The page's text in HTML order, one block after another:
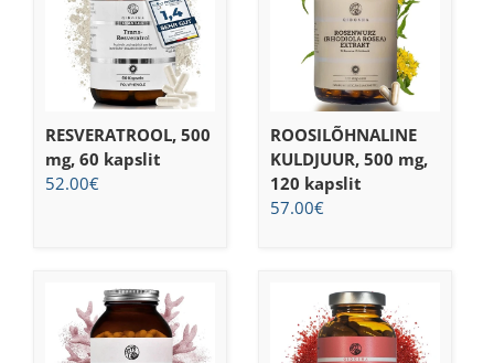
RESVERATROOL, 500
mg, 60 kapslit
52.00€
ROOSILÕHNALINE
KULDJUUR, 500 mg,
120 kapslit
57.00€